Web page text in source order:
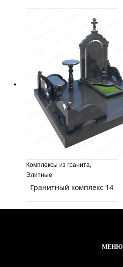
Комплексы из гранита,
Элитные
Гранитный комплекс 14
МЕНЮ